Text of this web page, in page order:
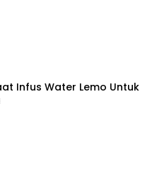
Infus Water Lemo Untuk